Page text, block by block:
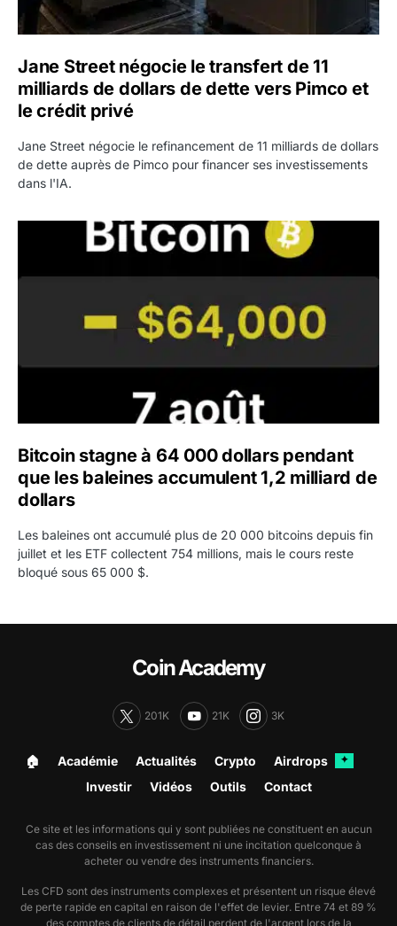
Jane Street négocie le transfert de 11
milliards de dollars de dette vers Pimco et
le crédit privé
Jane Street négocie le refinancement de 11 milliards de dollars
de dette auprès de Pimco pour financer ses investissements
dans l'IA.
Bitcoin stagne à 64 000 dollars pendant que les
Bitcoin stagne à 64 000 dollars pendant
que les baleines accumulent 1,2 milliard de
dollars
Les baleines ont accumulé plus de 20 000 bitcoins depuis fin
juillet et les ETF collectent 754 millions, mais le cours reste
bloqué sous 65 000 $.
Coin Academy
201K 21K 3K
🏠︎ Académie Actualités Crypto Airdrops ✦
Investir Vidéos Outils Contact
Ce site et les informations qui y sont publiées ne constituent en aucun
cas des conseils en investissement ni une incitation quelconque à
acheter ou vendre des instruments financiers.
Les CFD sont des instruments complexes et présentent un risque élevé
de perte rapide en capital en raison de l'effet de levier. Entre 74 et 89 %
des comptes de clients de détail perdent de l'argent lors de la